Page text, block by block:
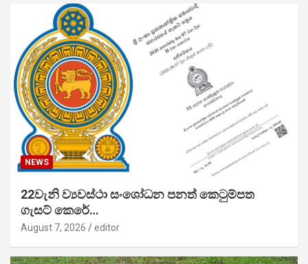
NEWS
22වැනි ව්‍යවස්ථා සංශෝධන පනත් කෙටුම්පත
ගැසට් කෙරේ…
August 7, 2026 editor